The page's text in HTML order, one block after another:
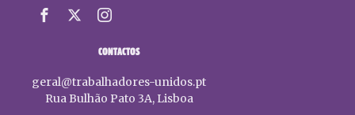
CONTACTOS
geral@trabalhadores-unidos.pt
Rua Bulhão Pato 3A, Lisboa